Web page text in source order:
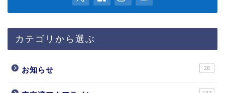
カテゴリから選ぶ
お知らせ 26